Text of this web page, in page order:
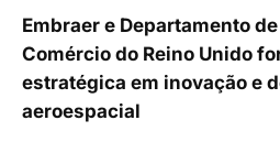
Embraer e Departamento
Comércio do Reino Unido
estratégica em inovação e
aeroespacial